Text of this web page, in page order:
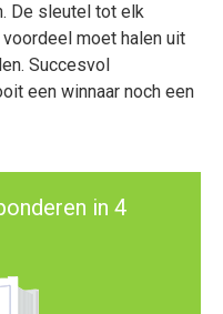
De sleutel tot elk
moet halen uit
Succesvol
een winnaar noch een
in 4